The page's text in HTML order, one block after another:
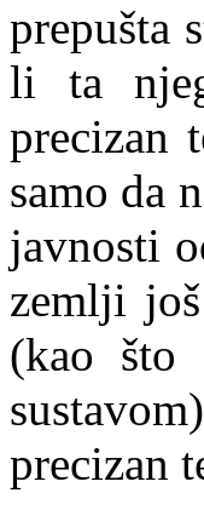
prepušta
li ta
precizan
samo da
javnosti
zemlji
(kao što
precizan